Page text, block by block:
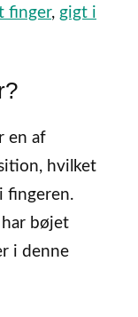
finger, gigt i
en af
hvilket
fingeren.
har bøjet
i denne